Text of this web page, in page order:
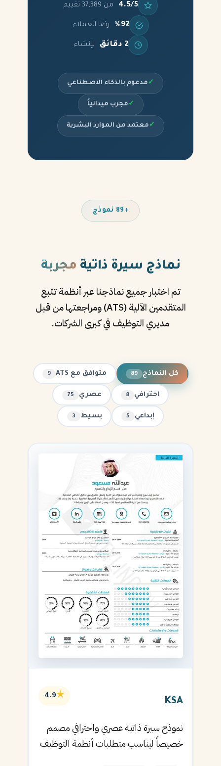
4.5/5 من 37,389 تقييم
%92 رضا العملاء
2 دقائق لإنشاء
✓ مدعوم بالذكاء الاصطناعي
✓ مجرب ميدانياً
✓ معتمد من الموارد البشرية
+89 نموذج
نماذج سيرة ذاتية مجربة
تم اختبار جميع نماذجنا عبر أنظمة تتبع
المتقدمين الآلية (ATS) ومراجعتها من قبل
مديري التوظيف في كبرى الشركات.
كل النماذج 89 متوافق مع ATS 9
احترافي 8 عصري 75
إبداعي 5 بسيط 3
KSA
★
4.9
نموذج سيرة ذاتية عصري واحترافي مصمم
خصيصاً ليناسب متطلبات أنظمة التوظيف